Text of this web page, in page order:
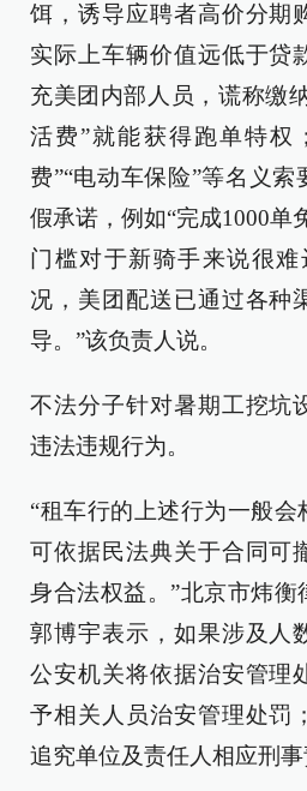
饵，诱导应聘者高价分期
实际上车辆价值远低于贷
充美团内部人员，谎称缴
活费”就能获得跑单特权
费”“电动车保险”等名义
假承诺，例如“完成1000单
门槛对于新骑手来说很
况，美团配送已通过各种
导。”该负责人说。
不法分子针对暑期工挖坑
违法违规行为。
“租车行的上述行为一般会
可依据民法典关于合同可
身合法权益。”北京市炜
郭博宇表示，如果涉及人
公安机关将依据治安管理
予相关人员治安管理处罚
追究单位及责任人相应刑事